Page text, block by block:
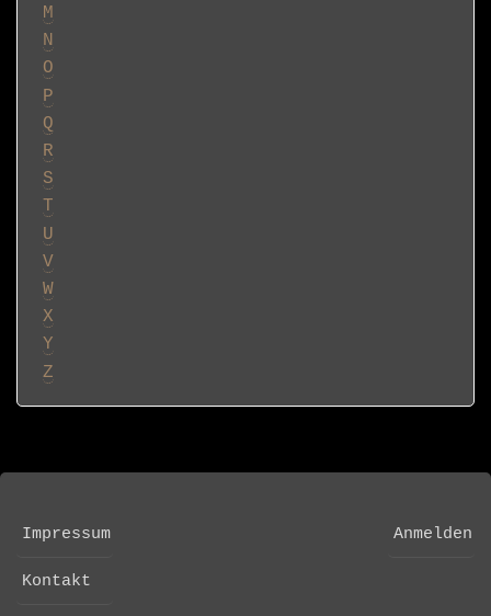
M
N
O
P
Q
R
S
T
U
V
W
X
Y
Z
FOOTER
Impressum
Kontakt
USER
Anmelden